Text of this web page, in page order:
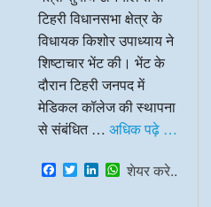
टिहरी विधानसभा क्षेत्र के
विधायक किशोर उपाध्याय ने
शिष्टाचार भेंट की। भेंट के
दौरान टिहरी जनपद में
मेडिकल कॉलेज की स्थापना
से संबंधित … अधिक पढ़े …
F
a
T
w
L
i
W
h
शेयर करे..